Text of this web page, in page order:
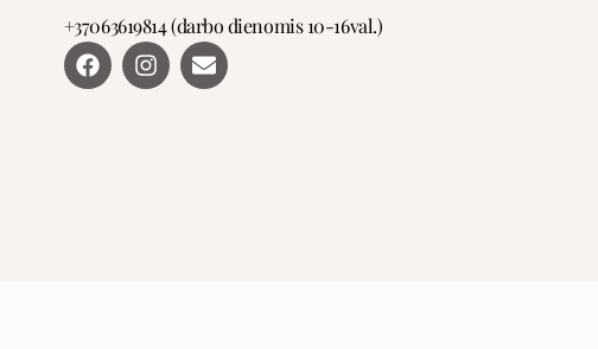
+37063619814 (darbo dienomis 10-16val.)
F
a
c
I
n
s
E
n
v